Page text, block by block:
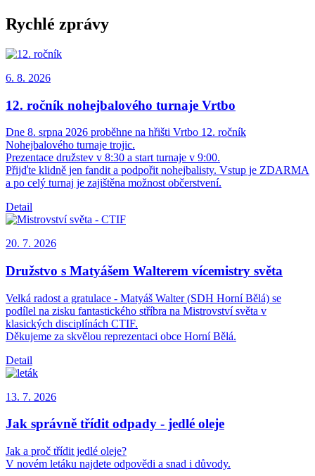
Rychlé zprávy
6. 8. 2026
12. ročník nohejbalového turnaje Vrtbo
Dne 8. srpna 2026 proběhne na hřišti Vrtbo 12. ročník
Nohejbalového turnaje trojic.
Prezentace družstev v 8:30 a start turnaje v 9:00.
Přijďte klidně jen fandit a podpořit nohejbalisty. Vstup je ZDARMA
a po celý turnaj je zajištěna možnost občerstvení.
Detail
20. 7. 2026
Družstvo s Matyášem Walterem vícemistry světa
Velká radost a gratulace - Matyáš Walter (SDH Horní Bělá) se
podílel na zisku fantastického stříbra na Mistrovství světa v
klasických disciplínách CTIF.
Děkujeme za skvělou reprezentaci obce Horní Bělá.
Detail
13. 7. 2026
Jak správně třídit odpady - jedlé oleje
Jak a proč třídit jedlé oleje?
V novém letáku najdete odpovědi a snad i důvody.